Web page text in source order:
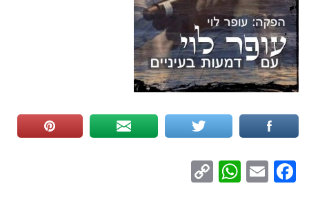
Facebook
Email
WhatsApp